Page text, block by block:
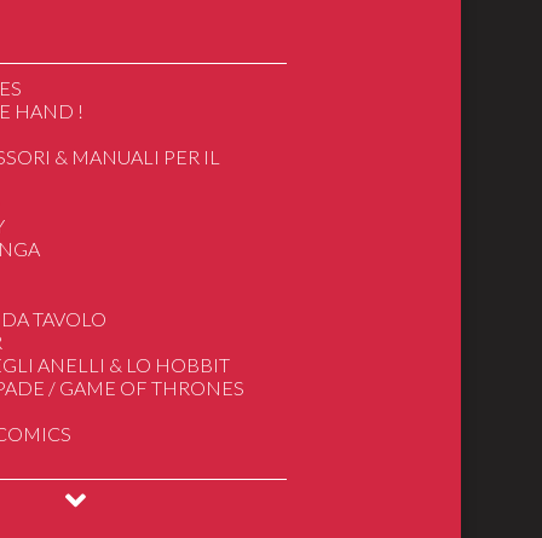
HAND !
& MANUALI PER IL
Cartoon
degli Anelli
TAVOLO
ANELLI & LO HOBBIT
/ GAME OF THRONES